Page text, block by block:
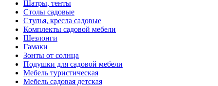
Шатры, тенты
Столы садовые
Стулья, кресла садовые
Комплекты садовой мебели
Шезлонги
Гамаки
Зонты от солнца
Подушки для садовой мебели
Мебель туристическая
Мебель садовая детская